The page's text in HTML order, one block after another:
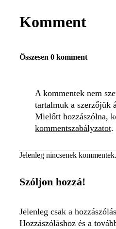
Komment
Összesen 0 komment
A kommentek nem
tartalmuk a szerzőjük
Mielőtt hozzászólna,
kommentszabályzatot.
Jelenleg nincsenek kommentek.
Szóljon hozzá!
Jelenleg csak a
Hozzászóláshoz és a